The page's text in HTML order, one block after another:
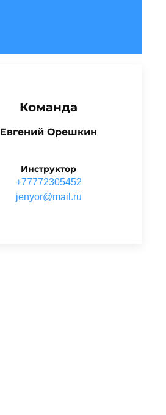
Команда
Евгений Орешкин
Инструктор
+77772305452
ur.liam@roynej